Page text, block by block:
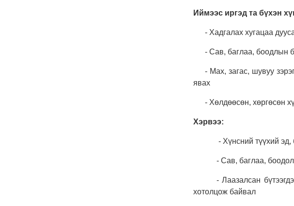
Иймээс иргэд та бүхэн
- Хадгалах хугацаа
- Сав, баглаа, боодлын
- Мах, загас, шувуу
явах
- Хөлдөөсөн, хөргөсөн
Хэрвээ:
- Хүнсний түүхий эд,
- Сав, баглаа,
- Лаазалсан
хотолцож байвал